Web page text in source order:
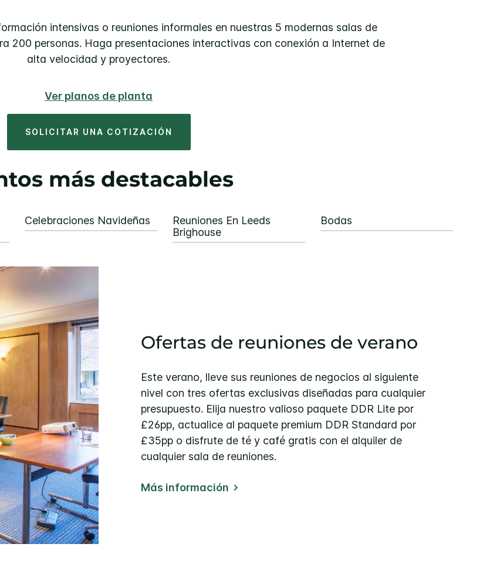
intensivas o reuniones informales en nuestras 5 modernas salas de
200 personas. Haga presentaciones interactivas con conexión a Internet de
alta velocidad y proyectores.
Ver planos de planta
SOLICITAR UNA COTIZACIÓN
más destacables
Celebraciones Navideñas
Reuniones En Leeds
Brighouse
Bodas
Ofertas de reuniones de verano
Este verano, lleve sus reuniones de negocios al siguiente
nivel con tres ofertas exclusivas diseñadas para cualquier
presupuesto. Elija nuestro valioso paquete DDR Lite por
£26pp, actualice al paquete premium DDR Standard por
£35pp o disfrute de té y café gratis con el alquiler de
cualquier sala de reuniones.
Más información